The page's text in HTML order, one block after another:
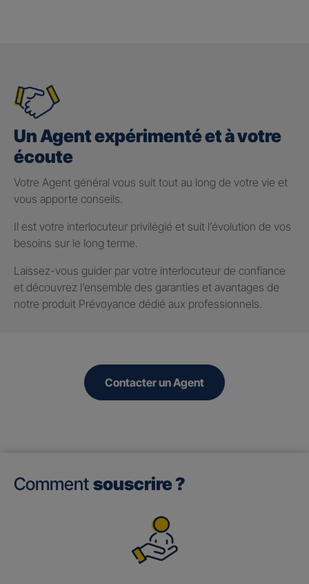
Un Agent expérimenté et à votre
écoute
Votre Agent général vous suit tout au long de votre vie et
vous apporte conseils.
Il est votre interlocuteur privilégié et suit l’évolution de vos
besoins sur le long terme.
Laissez-vous guider par votre interlocuteur de confiance
et découvrez l’ensemble des garanties et avantages de
notre produit Prévoyance dédié aux professionnels.
Contacter un Agent
Comment souscrire ?